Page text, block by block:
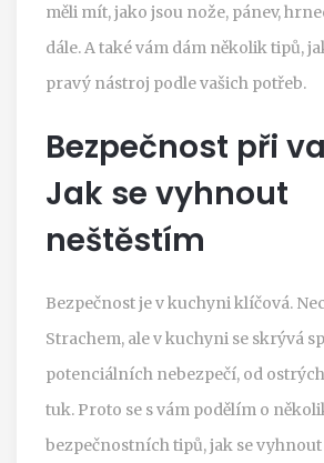
měli mít, jako jsou nože, pánev,
dále. A také vám dám několik tipů,
pravý nástroj podle vašich potřeb.
Bezpečnost při
Jak se vyhnout
neštěstím
Bezpečnost je v kuchyni klíčová.
Strachem, ale v kuchyni se skrývá
potenciálních nebezpečí, od
tuk. Proto se s vám podělím o
bezpečnostních tipů, jak se